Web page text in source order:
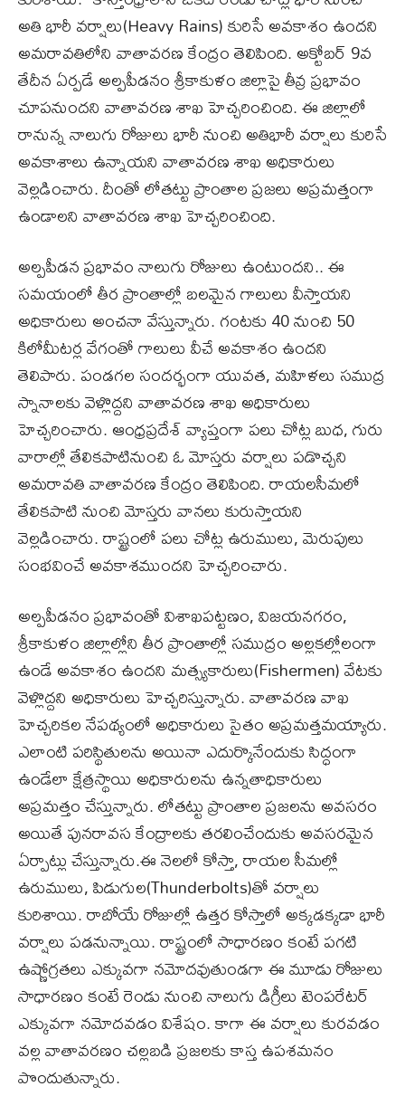
అతి భారీ వర్షాలు(Heavy Rains) కురిసే అవకాశం ఉందని
అమరావతిలోని వాతావరణ కేంద్రం తెలిపింది. అక్టోబర్ 9వ
తేదీన ఏర్పడే అల్పపీడనం శ్రీకాకుళం జిల్లాపై తీవ్ర ప్రభావం
చూపనుందని వాతావరణ శాఖ హెచ్చరించింది. ఈ జిల్లాలో
రానున్న నాలుగు రోజులు భారీ నుంచి అతిభారీ వర్షాలు కురిసే
అవకాశాలు ఉన్నాయని వాతావరణ శాఖ అధికారులు
వెల్లడించారు. దీంతో లోతట్టు ప్రాంతాల ప్రజలు అప్రమత్తంగా
ఉండాలని వాతావరణ శాఖ హెచ్చరించింది.
అల్పపీడన ప్రభావం నాలుగు రోజులు ఉంటుందని.. ఈ
సమయంలో తీర ప్రాంతాల్లో బలమైన గాలులు వీస్తాయని
అధికారులు అంచనా వేస్తున్నారు. గంటకు 40 నుంచి 50
కిలోమీటర్ల వేగంతో గాలులు వీచే అవకాశం ఉందని
తెలిపారు. పండగల సందర్భంగా యువత, మహిళలు సముద్ర
స్నానాలకు వెళ్లొద్దని వాతావరణ శాఖ అధికారులు
హెచ్చరించారు. ఆంధ్రప్రదేశ్‌ వ్యాప్తంగా పలు చోట్ల బుధ, గురు
వారాల్లో తేలికపాటినుంచి ఓ మోస్తరు వర్షాలు పడొచ్చని
అమరావతి వాతావరణ కేంద్రం తెలిపింది. రాయలసీమలో
తేలికపాటి నుంచి మోస్తరు వానలు కురుస్తాయని
వెల్లడించారు. రాష్ట్రంలో పలు చోట్ల ఉరుములు, మెరుపులు
సంభవించే అవకాశముందని హెచ్చరించారు.
అల్పపీడనం ప్రభావంతో విశాఖపట్టణం, విజయనగరం,
శ్రీకాకుళం జిల్లాల్లోని తీర ప్రాంతాల్లో సముద్రం అల్లకల్లోలంగా
ఉండే అవకాశం ఉందని మత్స్యకారులు(Fishermen) వేటకు
వెళ్లొద్దని అధికారులు హెచ్చరిస్తున్నారు. వాతావరణ వాఖ
హెచ్చరికల నేపథ్యంలో అధికారులు సైతం అప్రమత్తమయ్యారు.
ఎలాంటి పరిస్థితులను అయినా ఎదుర్కొనేందుకు సిద్ధంగా
ఉండేలా క్షేత్రస్థాయి అధికారులను ఉన్నతాధికారులు
అప్రమత్తం చేస్తున్నారు. లోతట్టు ప్రాంతాల ప్రజలను అవసరం
అయితే పునరావస కేంద్రాలకు తరలించేందుకు అవసరమైన
ఏర్పాట్లు చేస్తున్నారు.ఈ నెలలో కోస్తా, రాయల సీమల్లో
ఉరుములు, పిడుగుల(Thunderbolts)తో వర్షాలు
కురిశాయి. రాబోయే రోజుల్లో ఉత్తర కోస్తాలో అక్కడక్కడా భారీ
వర్షాలు పడనున్నాయి. రాష్ట్రంలో సాధారణం కంటే పగటి
ఉష్ణోగ్రతలు ఎక్కువగా నమోదవుతుండగా ఈ మూడు రోజులు
సాధారణం కంటే రెండు నుంచి నాలుగు డిగ్రీలు టెంపరేటర్
ఎక్కువగా నమోదవడం విశేషం. కాగా ఈ వర్షాలు కురవడం
వల్ల వాతావరణం చల్లబడి ప్రజలకు కాస్త ఉపశమనం
పొందుతున్నారు.